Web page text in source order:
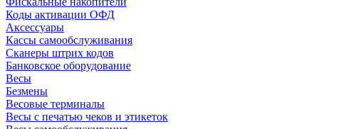
Коды активации ОФД
Аксессуары
Кассы самообслуживания
Сканеры штрих кодов
Банковское оборудование
Весы
Безмены
Весовые терминалы
Весы с печатью чеков и этикеток